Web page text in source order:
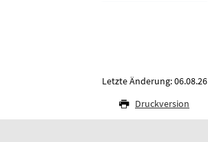
Letzte Änderung: 06.08.26
Druckversion